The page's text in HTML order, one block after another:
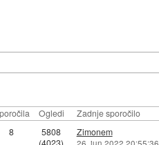
Ogledi Zadnje sporočilo
8
5808
(4023)
Zimonem